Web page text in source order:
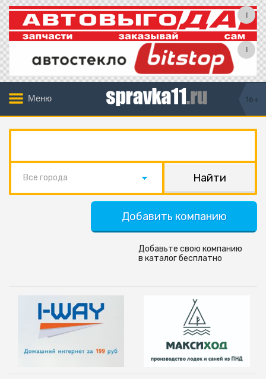
Меню 16+
Все города
Добавить компанию
Добавьте свою компанию
в каталог бесплатно